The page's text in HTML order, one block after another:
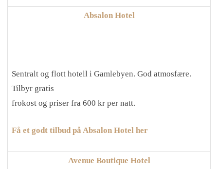
Absalon Hotel
Sentralt og flott hotell i Gamlebyen. God atmosfære.
Tilbyr gratis
frokost og priser fra 600 kr per natt.
Få et godt tilbud på Absalon Hotel her
Avenue Boutique Hotel